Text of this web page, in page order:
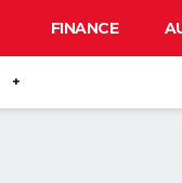
FINANCE
+